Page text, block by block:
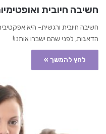
חשיבה חיובית
חשיבה חיובית ורגשית- היא
הדאגות, לפני שהם ישברו אותנו!
לחץ להמשך »